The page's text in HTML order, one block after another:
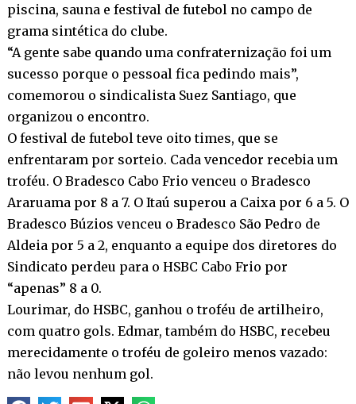
piscina, sauna e festival de futebol no campo de
grama sintética do clube.
“A gente sabe quando uma confraternização foi um
sucesso porque o pessoal fica pedindo mais”,
comemorou o sindicalista Suez Santiago, que
organizou o encontro.
O festival de futebol teve oito times, que se
enfrentaram por sorteio. Cada vencedor recebia um
troféu. O Bradesco Cabo Frio venceu o Bradesco
Araruama por 8 a 7. O Itaú superou a Caixa por 6 a 5. O
Bradesco Búzios venceu o Bradesco São Pedro de
Aldeia por 5 a 2, enquanto a equipe dos diretores do
Sindicato perdeu para o HSBC Cabo Frio por
“apenas” 8 a 0.
Lourimar, do HSBC, ganhou o troféu de artilheiro,
com quatro gols. Edmar, também do HSBC, recebeu
merecidamente o troféu de goleiro menos vazado:
não levou nenhum gol.